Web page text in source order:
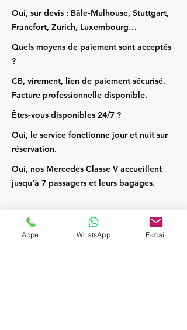
Oui, sur devis : Bâle‑Mulhouse, Stuttgart,
Francfort, Zurich, Luxembourg…
Quels moyens de paiement sont acceptés
?
CB, virement, lien de paiement sécurisé.
Facture professionnelle disponible.
Êtes‑vous disponibles 24/7 ?
Oui, le service fonctionne jour et nuit sur
réservation.
Oui, nos Mercedes Classe V accueillent
jusqu’à 7 passagers et leurs bagages.
Appel WhatsApp E-mail